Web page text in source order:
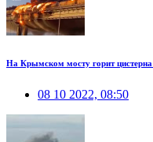
На Крымском мосту горит
08 10 2022, 08:50